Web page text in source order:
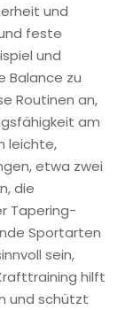
und
feste
und
Balance zu
Routinen an,
am
leichte,
etwa zwei
die
Tapering-
Sportarten
sein,
hilft
und schützt